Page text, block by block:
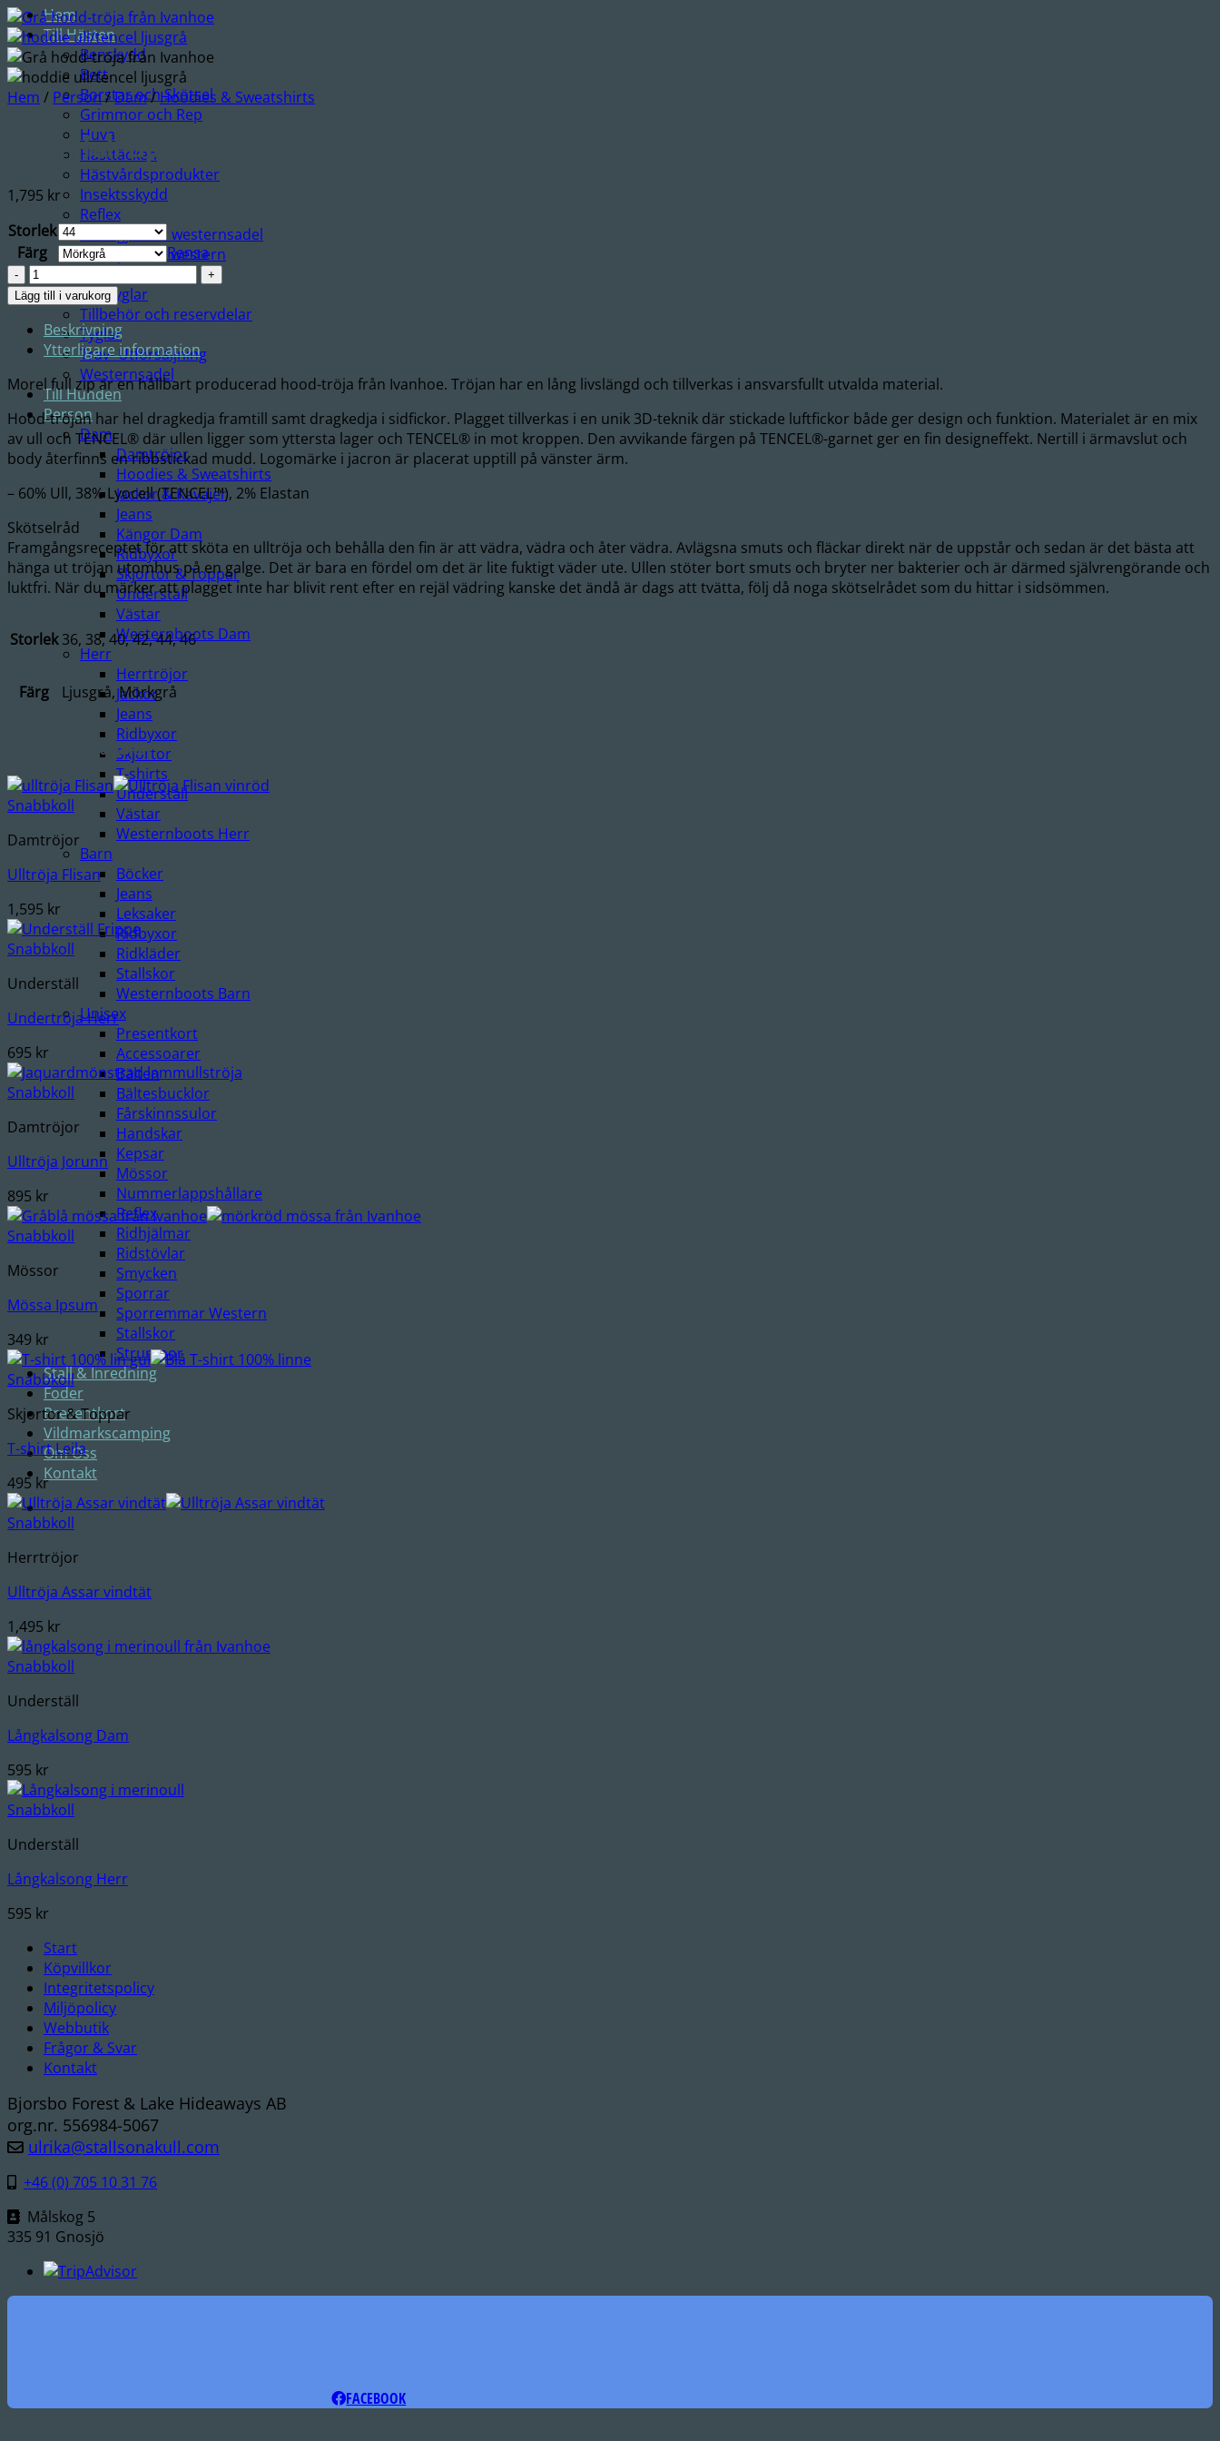
Hem
Till Hästen
Benskydd
Bett
Borstar och Skötsel
Grimmor och Rep
Huva
Hästtäcken
Hästvårdsprodukter
Insektsskydd
Reflex
Sadelgjordar westernsadel
Sadelpaddar western
Stigbyglar
Tillbehör och reservdelar
Tyglar
Trav- Utförsäljning
Westernsadel
Till Hunden
Person
Dam
Damtröjor
Hoodies & Sweatshirts
Jackor & Kavajer
Jeans
Kängor Dam
Ridbyxor
Skjortor & Toppar
Underställ
Västar
Westernboots Dam
Herr
Herrtröjor
Jackor
Jeans
Ridbyxor
Skjortor
T-shirts
Underställ
Västar
Westernboots Herr
Barn
Böcker
Jeans
Leksaker
Ridbyxor
Ridkläder
Stallskor
Westernboots Barn
Unisex
Presentkort
Accessoarer
Bälten
Bältesbucklor
Fårskinnssulor
Handskar
Kepsar
Mössor
Nummerlappshållare
Reflex
Ridhjälmar
Ridstövlar
Smycken
Sporrar
Sporremmar Western
Stallskor
Strumpor
Stall & Inredning
Foder
Presentkort
Vildmarkscamping
Om Oss
Kontakt
Hem / Person/Dam/Hoodies & Sweatshirts
Morel full zip
1,795 kr
Storlek
Färg
Rensa
Morel
full
mängd
Lägg till i varukorg
Beskrivning
Ytterligare information
Morel full zip är en hållbart producerad hood-tröja från Ivanhoe. Tröjan har en lång livslängd och tillverkas i ansvarsfullt utvalda material.
Hood-tröjan har hel dragkedja framtill samt dragkedja i sidfickor. Plagget tillverkas i en unik 3D-teknik där stickade luftfickor både ger design och funktion. Materialet är en mix
av ull och TENCEL® där ullen ligger som yttersta lager och TENCEL® in mot kroppen. Den avvikande färgen på TENCEL®-garnet ger en fin designeffekt. Nertill i ärmavslut och
body återfinns en ribbstickad mudd. Logomärke i jacron är placerat upptill på vänster ärm.
– 60% Ull, 38% Lyocell (TENCEL™), 2% Elastan
Skötselråd
Framgångsreceptet för att sköta en ulltröja och behålla den fin är att vädra, vädra och åter vädra. Avlägsna smuts och fläckar direkt när de uppstår och sedan är det bästa att
hänga ut tröjan utomhus på en galge. Det är bara en fördel om det är lite fuktigt väder ute. Ullen stöter bort smuts och bryter ner bakterier och är därmed självrengörande och
luktfri. När du märker att plagget inte har blivit rent efter en rejäl vädring kanske det ändå är dags att tvätta, följ då noga skötselrådet som du hittar i sidsömmen.
Storlek 36, 38, 40, 42, 44, 46
Färg Ljusgrå, Mörkgrå
Relaterade produkter
Snabbkoll
Damtröjor
Ulltröja Flisan
1,595 kr
Snabbkoll
Underställ
Undertröja Herr
695 kr
Snabbkoll
Damtröjor
Ulltröja Jorunn
895 kr
Snabbkoll
Mössor
Mössa Ipsum
349 kr
Snabbkoll
Skjortor & Toppar
T-shirt Leila
495 kr
Snabbkoll
Herrtröjor
Ulltröja Assar vindtät
1,495 kr
Snabbkoll
Underställ
Långkalsong Dam
595 kr
Snabbkoll
Underställ
Långkalsong Herr
595 kr
Start
Köpvillkor
Integritetspolicy
Miljöpolicy
Webbutik
Frågor & Svar
Kontakt
Bjorsbo Forest & Lake Hideaways AB
org.nr. 556984-5067
ulrika@stallsonakull.com
+46 (0) 705 10 31 76
Målskog 5
335 91 Gnosjö
FACEBOOK